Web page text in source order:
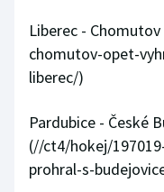
Liberec - Chomutov
chomutov-opet-
liberec/)
Pardubice - České
(//ct4/hokej/
prohral-s-